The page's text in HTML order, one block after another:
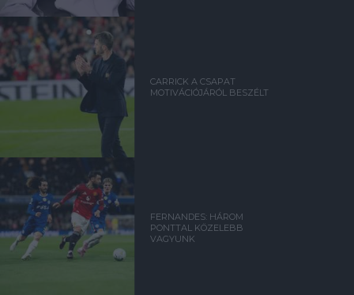
CARRICK A CSAPAT
MOTIVÁCIÓJÁRÓL BESZÉLT
FERNANDES: HÁROM
PONTTAL KÖZELEBB
VAGYUNK